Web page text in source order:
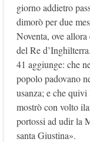
giorno addietro
dimorò per due
Noventa, ove
del Re
41 aggiunge: che
popolo padovano
usanza; e che quivi
mostrò con volto
portossi ad udir la
santa Giustina».